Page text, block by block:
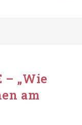
– „Wie
am